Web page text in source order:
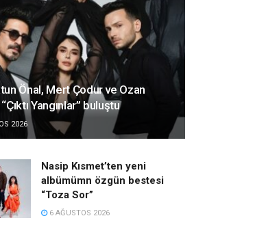
Önal, Mert Çodur ve Ozan
Yangınlar” buluştu
2026
Nasip Kısmet’ten yeni
albümümn özgün bestesi
“Toza Sor”
6 AĞUSTOS 2026